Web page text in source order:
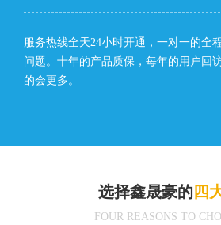
服务热线全天24小时开通，一对一的全
问题。十年的产品质保，每年的用户回
的会更多。
选择鑫晟豪的 四
FOUR REASONS TO